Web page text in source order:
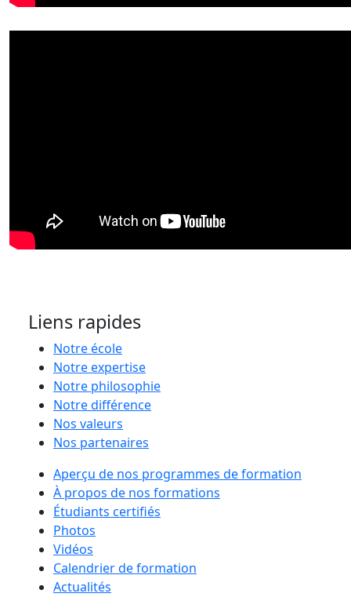
Liens rapides
Notre école
Notre expertise
Notre philosophie
Notre différence
Nos valeurs
Nos partenaires
Aperçu de nos programmes de formation
À propos de nos formations
Étudiants certifiés
Photos
Vidéos
Calendrier de formation
Actualités